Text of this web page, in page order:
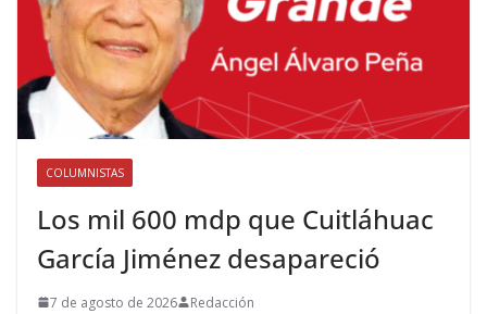
COLUMNISTAS
Los mil 600 mdp que Cuitláhuac
García Jiménez desapareció
7 de agosto de 2026 Redacción